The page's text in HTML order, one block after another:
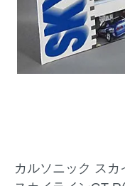
カルソニック スカ